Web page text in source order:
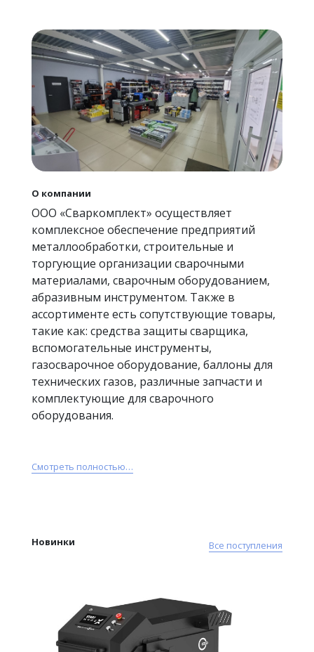
О компании
ООО «Сваркомплект» осуществляет
комплексное обеспечение предприятий
металлообработки, строительные и
торгующие организации сварочными
материалами, сварочным оборудованием,
абразивным инструментом. Также в
ассортименте есть сопутствующие товары,
такие как: средства защиты сварщика,
вспомогательные инструменты,
газосварочное оборудование, баллоны для
технических газов, различные запчасти и
комплектующие для сварочного
оборудования.
Смотреть полностью…
Новинки Все поступления